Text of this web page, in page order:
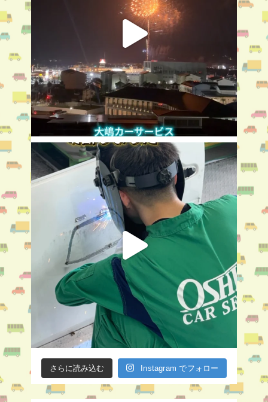
さらに読み込む Instagram でフォロー